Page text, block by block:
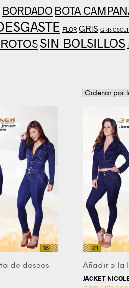
BORDADO BOTA
FLOR GRIS GRIS
ROTOSSIN BOLSILLOS
de deseos Añadir a la
JACKET NICOLE